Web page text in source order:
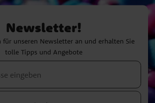
Newsletter!
für unseren Newsletter an und erhalten Sie
tolle Tipps und Angebote